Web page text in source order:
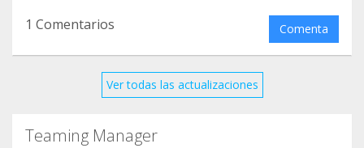
1 Comentarios Comenta
Ver todas las actualizaciones
Teaming Manager